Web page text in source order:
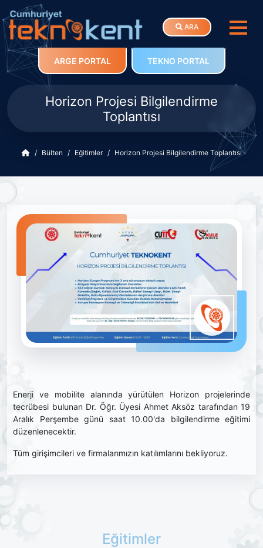
ARA
ARGE PORTAL TEKNO PORTAL
Horizon Projesi Bilgilendirme
Toplantısı
Bülten Eğitimler Horizon Projesi Bilgilendirme Toplantısı
Enerji ve mobilite alanında yürütülen Horizon projelerinde
tecrübesi bulunan Dr. Öğr. Üyesi Ahmet Aksöz tarafından 19
Aralık Perşembe günü saat 10.00'da bilgilendirme eğitimi
düzenlenecektir.
Tüm girişimcileri ve firmalarımızın katılımlarını bekliyoruz.
Eğitimler